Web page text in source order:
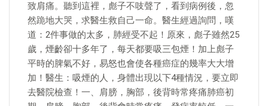
致肩痛。聽到這裡，彪子不吱聲了，看到病例後，忽
然跪地大哭，求醫生救自己一命。醫生經過詢問，嘆
道：2件事做的太多，肺經受不起！原來，彪子雖然25
歲，煙齡卻十多年了，每天都要吸三包煙！加上彪子
平時的脾氣不好，易怒也會使各種癌症的幾率大大增
加！醫生：吸煙的人，身體出現以下4種情況，要立即
去醫院檢查！一、肩膀，胸部，後背時常疼痛肺癌初